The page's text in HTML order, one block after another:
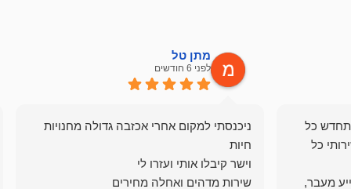
כל
כל
מעבר,
מתן טל
לפני 6 חודשים
ניכנסתי למקום אחרי אכזבה גדולה מחנויות